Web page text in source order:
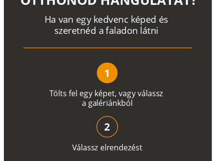
Tölts fel egy képet, vagyválassz
a galériánkból
Ha van egy kedvenc képed és
szeretnéd a faladon látni
1
Válassz elrendezést
2